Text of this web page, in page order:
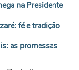
na Presidente
fé e tradição
as promessas